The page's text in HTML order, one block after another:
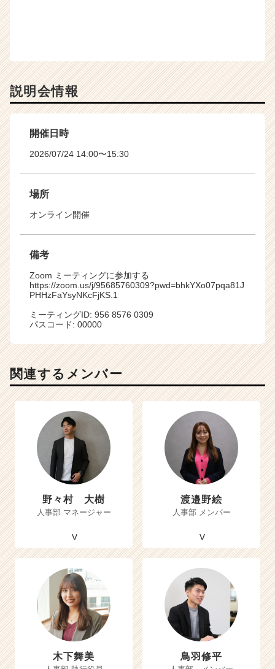
説明会情報
開催日時
2026/07/24 14:00〜15:30
場所
オンライン開催
備考
Zoom ミーティングに参加する
https://zoom.us/j/95685760309?pwd=bhkYXo07pqa81J
PHHzFaYsyNKcFjKS.1
ミーティングID: 956 8576 0309
パスコード: 00000
関連するメンバー
野々村 大樹
人事部 マネージャー
渡邉野絵
人事部 メンバー
木下舞美 鳥羽修平